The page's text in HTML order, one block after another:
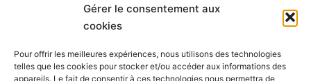
Gérer le consentement aux
cookies
Pour offrir les meilleures expériences, nous utilisons des technologies
telles que les cookies pour stocker et/ou accéder aux informations des
appareils. Le fait de consentir à ces technologies nous permettra de
Tél: 04 26 65 32 19
Email: contact@pro-anim.com